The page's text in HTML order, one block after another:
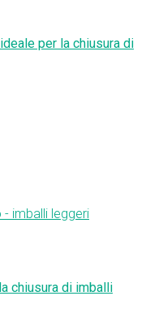
per la chiusura di
imballi leggeri
chiusura di imballi